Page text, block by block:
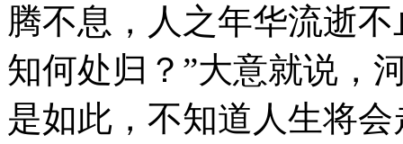
腾不息，人之年华流逝
知何处归？”大意就说，
是如此，不知道人生将